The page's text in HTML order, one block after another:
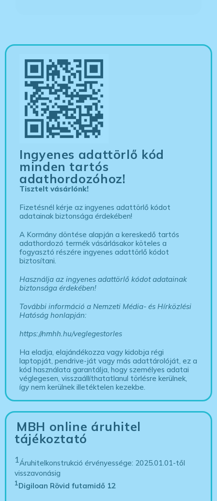
Ingyenes adattörlő kód
minden tartós
adathordozóhoz!
Tisztelt vásárlónk!
Fizetésnél kérje az ingyenes adattörlő kódot
adatainak biztonsága érdekében!
A Kormány döntése alapján a kereskedő tartós
adathordozó termék vásárlásakor köteles a
fogyasztó részére ingyenes adattörlő kódot
biztosítani.
Használja az ingyenes adattörlő kódot adatainak
biztonsága érdekében!
További információ a Nemzeti Média- és Hírközlési
Hatóság honlapján:
https://nmhh.hu/veglegestorles
Ha eladja, elajándékozza vagy kidobja régi
laptopját, pendrive-ját vagy más adattárolóját, ez a
kód használata garantálja, hogy személyes adatai
véglegesen, visszaállíthatatlanul törlésre kerülnek,
így nem kerülnek illetéktelen kezekbe.
MBH online áruhitel
tájékoztató
1Áruhitelkonstrukció érvényessége: 2025.01.01-től
visszavonásig
1Digiloan Rövid futamidő 12